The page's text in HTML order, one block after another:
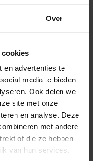
Over
cookies
en advertenties te
media te bieden
Ook delen we
site met onze
en analyse. Deze
met andere
of die ze hebben
van hun services.
à motif |